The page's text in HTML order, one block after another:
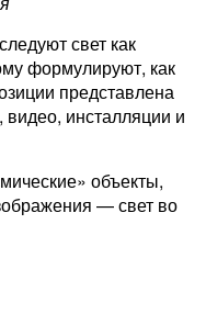
свет как
формулируют, как
представлена
инсталляции и
объекты,
— свет во